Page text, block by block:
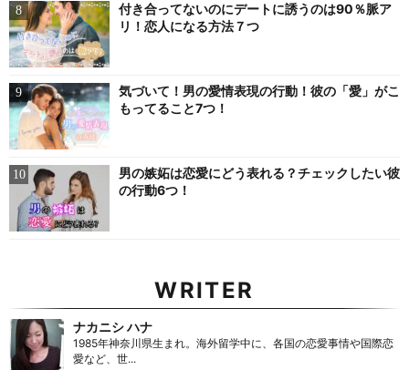
付き合ってないのにデートに誘うのは90％脈ア
リ！恋人になる方法７つ
気づいて！男の愛情表現の行動！彼の「愛」がこ
もってること7つ！
男の嫉妬は恋愛にどう表れる？チェックしたい彼
の行動6つ！
WRITER
ナカニシ ハナ
1985年神奈川県生まれ。海外留学中に、各国の恋愛事情や国際恋
愛など、世...